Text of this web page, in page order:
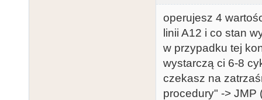
operujesz 4
linii A12 i co stan
w przypadku tej
wystarczą ci 6-8
czekasz na
procedury" -> JMP